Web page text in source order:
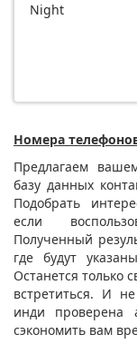
Night
Номера
Предлагаем
базу данных
Подобрать
если
Полученный
где будут
Останется только
встретиться. И
инди проверена
сэкономить вам